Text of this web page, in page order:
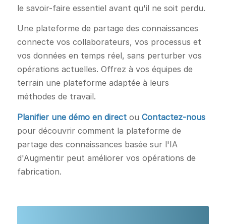
le savoir-faire essentiel avant qu'il ne soit perdu.
Une plateforme de partage des connaissances
connecte vos collaborateurs, vos processus et
vos données en temps réel, sans perturber vos
opérations actuelles. Offrez à vos équipes de
terrain une plateforme adaptée à leurs
méthodes de travail.
Planifier une démo en directou Contactez-nous
pour découvrir comment la plateforme de
partage des connaissances basée sur l'IA
d'Augmentir peut améliorer vos opérations de
fabrication.